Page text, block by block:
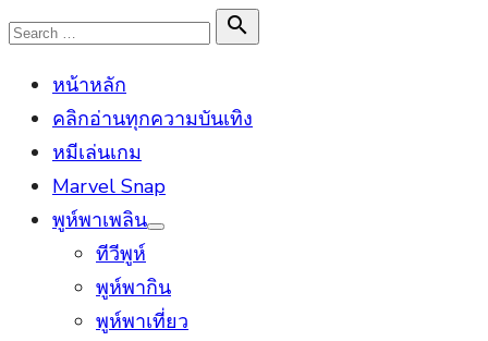
Skip
content
Search

Search
หน้าหลัก
คลิกอ่านทุกความบันเทิง
หมีเล่นเกม
Marvel Snap
พูห์พาเพลิน
Show
ทีวีพูห์
พูห์พากิน
พูห์พาเที่ยว